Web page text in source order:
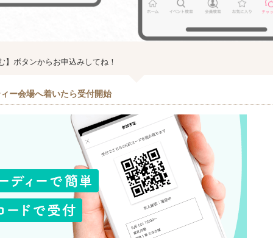
】ボタンからお申込みしてね！
ー会場へ着いたら受付開始